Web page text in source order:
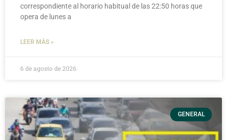
correspondiente al horario habitual de las 22:50 horas que
opera de lunes a
LEER MÁS »
6 de agosto de 2026
GENERAL